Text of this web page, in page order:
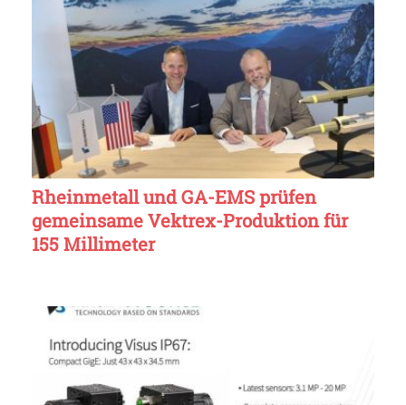
Rheinmetall und GA-EMS prüfen
gemeinsame Vektrex-Produktion für
155 Millimeter